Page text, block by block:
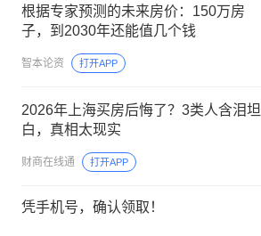
根据专家预测的未来房价：150万房
子，到2030年还能值几个钱
智本论资 打开APP
2026年上海买房后悔了？3类人含泪坦
白，真相太现实
财商在线通 打开APP
凭手机号，确认领取！